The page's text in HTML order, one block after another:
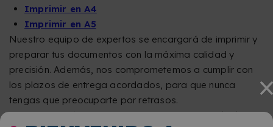
Imprimir en A4
Imprimir en A5
Nuestro equipo de expertos se encargará de imprimir y
preparar tus documentos con la máxima calidad y
precisión. Además, nos comprometemos a cumplir con
los plazos de entrega acordados, para que nunca
tengas que preocuparte por retrasos.
No pierdas más tiempo buscando una copistería física.